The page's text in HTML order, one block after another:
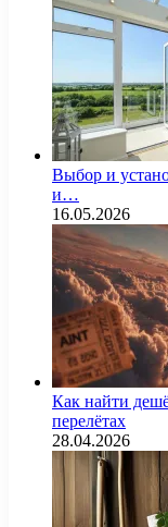
Выбор и
и…
16.05.2026
Как найти
перелётах
28.04.2026